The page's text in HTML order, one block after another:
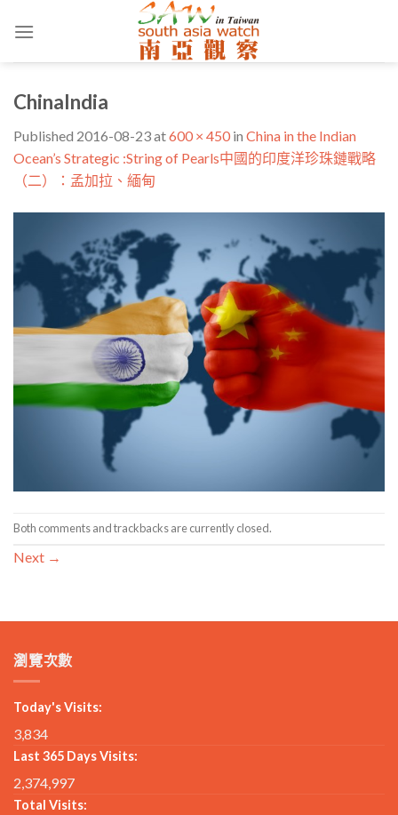
ChinaIndia
Published 2016-08-23at600 × 450 in China in the Indian
Ocean’s Strategic :String of Pearls中國的印度洋珍珠鏈戰略
（二）：孟加拉、緬甸
Both comments and trackbacks are currently closed.
Next →
瀏覽次數
Today's Visits:
3,834
Last 365 Days Visits:
2,374,997
Total Visits: